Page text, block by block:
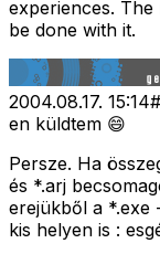
experiences.
be done with it.
2004.08.17. 15:14#
en küldtem 😄
Persze. Ha
és *.arj
erejükből a *.exe
kis helyen is :